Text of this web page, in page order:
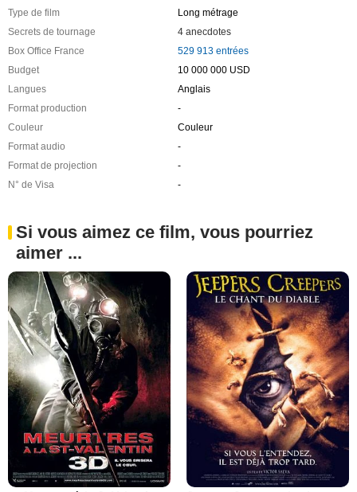
Type de film
Long métrage
Secrets de tournage
4 anecdotes
Box Office France
529 913 entrées
Budget
10 000 000 USD
Langues
Anglais
Format production
-
Couleur
Couleur
Format audio
-
Format de projection
-
N° de Visa
-
Si vous aimez ce film, vous pourriez
aimer ...